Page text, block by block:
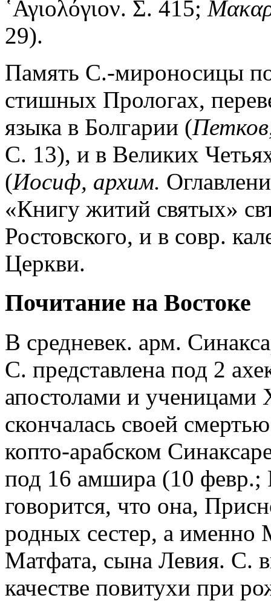
῾Αγιολόγιον. Σ. 415;
29).
Память С.-мироносицы
стишных Прологах,
языка в Болгарии (
С. 13), и в Великих
(Иосиф, архим.
«Книгу житий святых»
Ростовского, и в совр.
Церкви.
Почитание на Востоке
В средневек. арм.
С. представлена под 2
апостолами и ученицами
скончалась своей
копто-арабском
под 16 амшира (10 февр.;
говорится, что она,
родных сестер, а
Матфата, сына Левия. С.
качестве повитухи при